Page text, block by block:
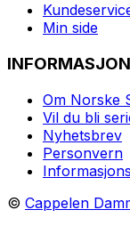
Min side
INFORMASJON
Om Norske
Vil du bli
Nyhetsbrev
Personvern
© Cappelen